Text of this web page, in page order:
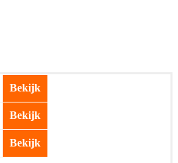
Bekijk
Bekijk
Bekijk